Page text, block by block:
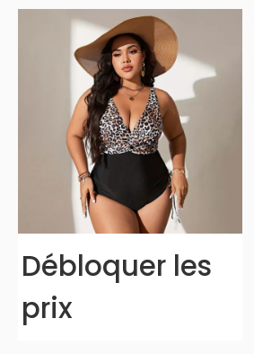
Débloquer les
prix